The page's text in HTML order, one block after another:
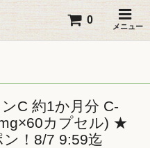
メニュー
0
C 約1か月分 C-
カプセル) ★
！8/7 9:59迄